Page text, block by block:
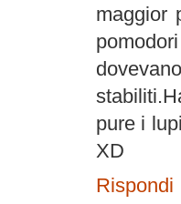
maggior
pure i
XD
Rispondi